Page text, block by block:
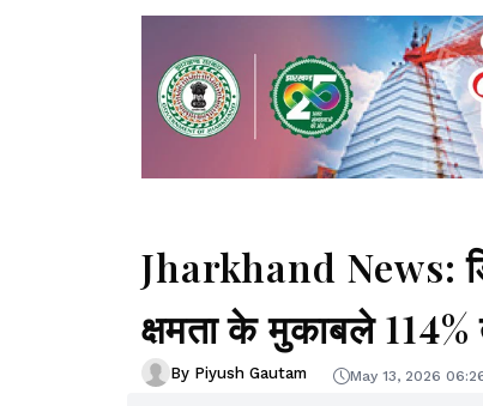
Jharkhand News:
क्षमता के मुकाबले
By Piyush Gautam May 13, 2026